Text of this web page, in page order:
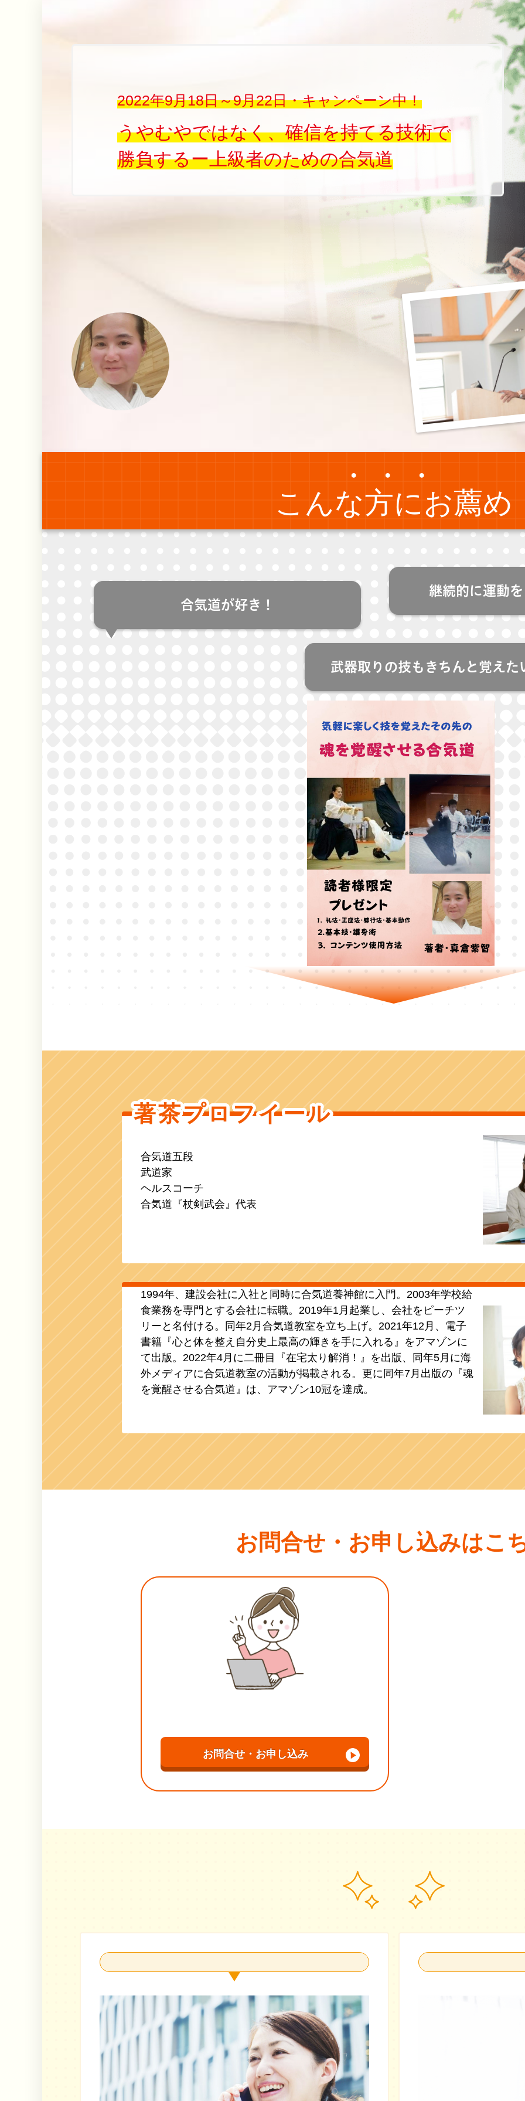
2022年9月18日～9月22日・キャンペーン中！
うやむやではなく、確信を持てる技術で
勝負するー上級者のための合気道
・・・
こんな方にお薦め
合気道が好き！
継続的に運動
武器取りの技もきちんと覚えた
著茶プロフイール
合気道五段
武道家
ヘルスコーチ
合気道『杖剣武会』代表
1994年、建設会社に入社と同時に合気道養神館に入門。2003年学校給
食業務を専門とする会社に転職。2019年1月起業し、会社をピーチツ
リーと名付ける。同年2月合気道教室を立ち上げ。2021年12月、電子
書籍『心と体を整え自分史上最高の輝きを手に入れる』をアマゾンに
て出版。2022年4月に二冊目『在宅太り解消！』を出版、同年5月に海
外メディアに合気道教室の活動が掲載される。更に同年7月出版の『魂
を覚醒させる合気道』は、アマゾン10冠を達成。
お問合せ・お申し込みはこ
お問合せ・お申し込み